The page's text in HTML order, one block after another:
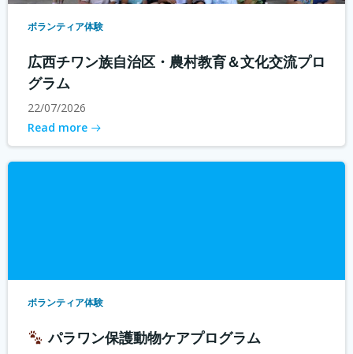
ボランティア体験
広西チワン族自治区・農村教育＆文化交流プロ
グラム
22/07/2026
Read more
ボランティア体験
パラワン保護動物ケアプログラム